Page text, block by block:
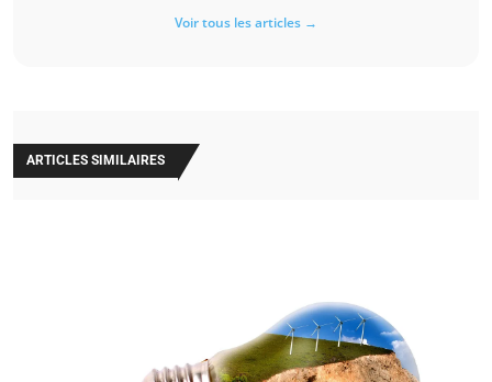
Voir tous les articles →
ARTICLES SIMILAIRES